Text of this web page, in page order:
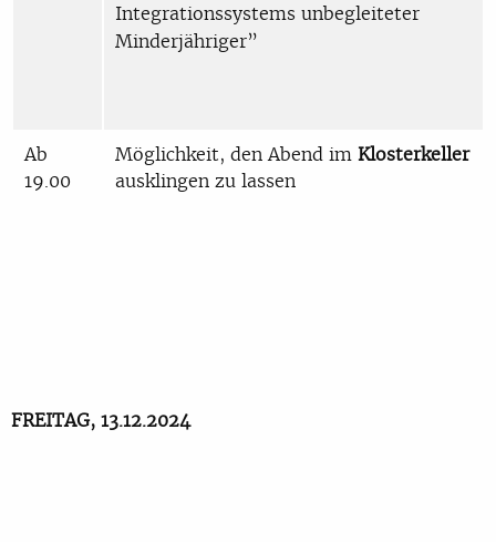
Integrationssystems unbegleiteter
Minderjähriger”
Ab
19.00
Möglichkeit, den Abend im Klosterkeller
ausklingen zu lassen
FREITAG, 13.12.2024